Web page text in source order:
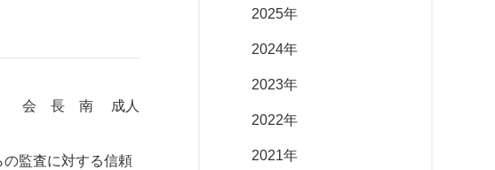
会 長 南 成人
監査に対する信頼
2025年
2024年
2023年
2022年
2021年